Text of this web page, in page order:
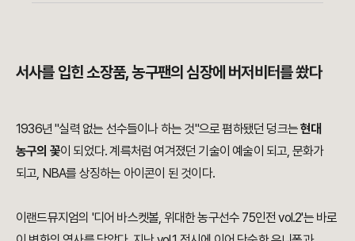
서사를 입힌 소장품, 농구팬의 심장에 버저비터를 쐈다
1936년 "실력 없는 선수들이나 하는 것"으로 폄하됐던 덩크는현대
농구의 꽃이 되었다. 계륵처럼 여겨졌던 기술이 예술이 되고, 문화가
되고, NBA를 상징하는 아이콘이 된 것이다.
이랜드뮤지엄의 '디어 바스켓볼, 위대한 농구선수 75인전 vol.2'는 바로